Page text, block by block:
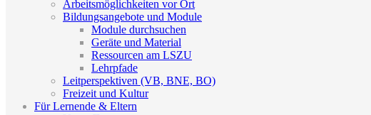
Arbeitsmöglichkeiten vor Ort
Bildungsangebote und Module
Module durchsuchen
Geräte und Material
Ressourcen am LSZU
Lehrpfade
Leitperspektiven (VB, BNE, BO)
Freizeit und Kultur
Für Lernende & Eltern